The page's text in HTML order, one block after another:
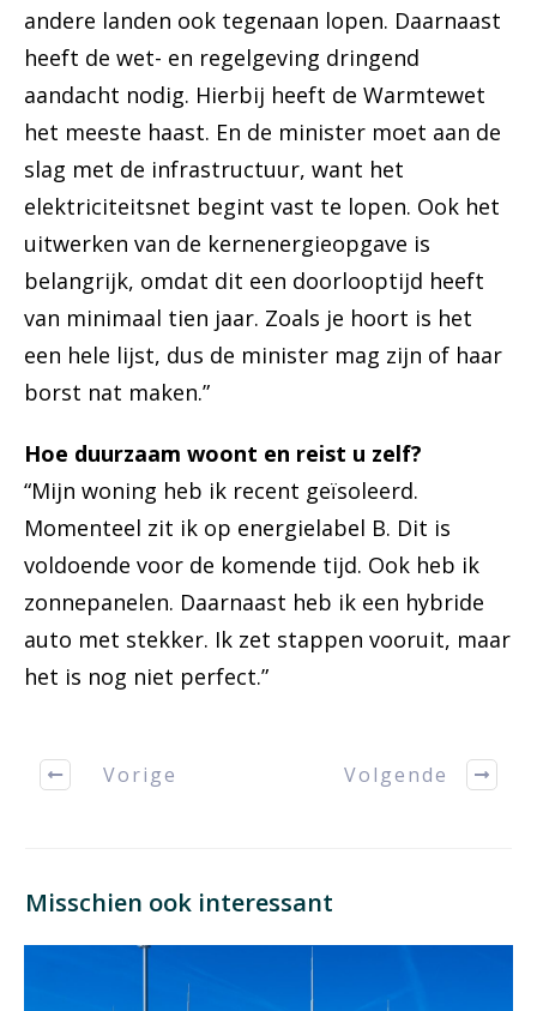
andere landen ook tegenaan lopen. Daarnaast
heeft de wet- en regelgeving dringend
aandacht nodig. Hierbij heeft de Warmtewet
het meeste haast. En de minister moet aan de
slag met de infrastructuur, want het
elektriciteitsnet begint vast te lopen. Ook het
uitwerken van de kernenergieopgave is
belangrijk, omdat dit een doorlooptijd heeft
van minimaal tien jaar. Zoals je hoort is het
een hele lijst, dus de minister mag zijn of haar
borst nat maken.”
Hoe duurzaam woont en reist u zelf?
“Mijn woning heb ik recent geïsoleerd.
Momenteel zit ik op energielabel B. Dit is
voldoende voor de komende tijd. Ook heb ik
zonnepanelen. Daarnaast heb ik een hybride
auto met stekker. Ik zet stappen vooruit, maar
het is nog niet perfect.”
Vorige Volgende
Misschien ook interessant